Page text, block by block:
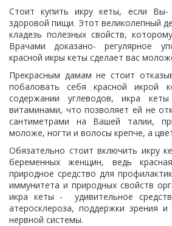
Стоит купить икру кеты, если Вы-
здоровой пищи. Этот великолепный
кладезь полезных свойств,
Врачами доказано- регулярное
красной икры кеты сделает вас
Прекрасным дамам не стоит
побаловать себя красной икрой
содержании углеводов, икра
витаминами, что позволяет ей не
сантиметрами на Вашей талии,
моложе, ногти и волосы крепче, а
Обязательно стоит включить икру
беременных женщин, ведь
природное средство для
иммунитета и природных свойств
икра кеты - удивительное
атеросклероза, поддержки зрения
нервной системы.